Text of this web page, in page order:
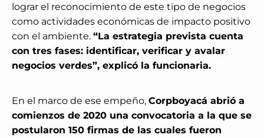
lograr el reconocimiento de este tipo de negocios
como actividades económicas de impacto positivo
con el ambiente. “La estrategia prevista cuenta
con tres fases: identificar, verificar y avalar
negocios verdes”, explicó la funcionaria.
En el marco de ese empeño, Corpboyacá abrió a
comienzos de 2020 una convocatoria a la que se
postularon 150 firmas de las cuales fueron